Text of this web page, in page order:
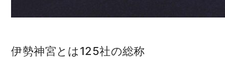
伊勢神宮とは125社の総称